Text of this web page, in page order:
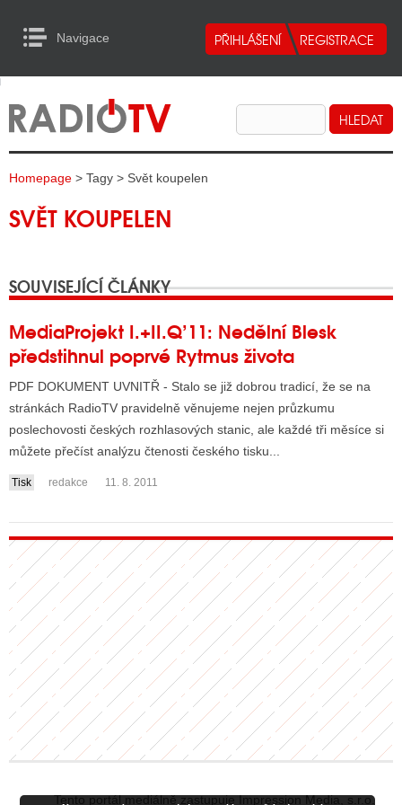
Navigace
RADIA
TELEVIZE
INTERNET
TISK
RADIA
RÁDIÍ
RÁDIÍ
VYSÍLAČE
TELEVIZE
INTERNET
RÁDIA
STRÁNKY RÁDIÍ
STRÁNKY TV
to Content
Homepage > Tagy > Svět koupelen
SVĚT KOUPELEN
SOUVISEJÍCÍ ČLÁNKY
MediaProjekt I.+II.Q’11: Nedělní Blesk
předstihnul poprvé Rytmus života
PDF DOKUMENT UVNITŘ - Stalo se již dobrou tradicí, že se na
stránkách RadioTV pravidelně věnujeme nejen průzkumu
poslechovosti českých rozhlasových stanic, ale každé tři měsíce si
můžete přečíst analýzu čtenosti českého tisku...
Tisk redakce 11. 8. 2011
Tento portál mediálně zastupuje Impression Media, s.r.o.